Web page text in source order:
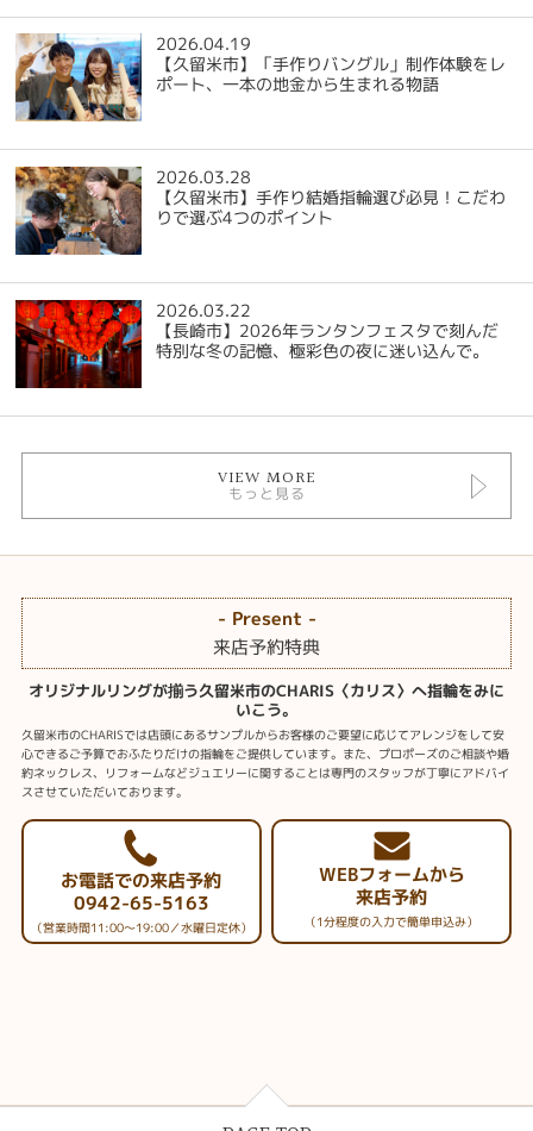
2026.04.19
【久留米市】「手作りバングル」制作体験をレ
ポート、一本の地金から生まれる物語
2026.03.28
【久留米市】手作り結婚指輪選び必見！こだわ
りで選ぶ4つのポイント
2026.03.22
【長崎市】2026年ランタンフェスタで刻んだ
特別な冬の記憶、極彩色の夜に迷い込んで。
VIEW MORE
もっと見る
- Present -
来店予約特典
オリジナルリングが揃う久留米市のCHARIS〈カリス〉へ指輪をみに
いこう。
久留米市のCHARISでは店頭にあるサンプルからお客様のご要望に応じてアレンジをして安
心できるご予算でおふたりだけの指輪をご提供しています。また、プロポーズのご相談や婚
約ネックレス、リフォームなどジュエリーに関することは専門のスタッフが丁寧にアドバイ
スさせていただいております。
お電話での来店予約
0942-65-5163
（営業時間11:00～19:00／水曜日定休）
WEBフォームから
来店予約
（1分程度の入力で簡単申込み）